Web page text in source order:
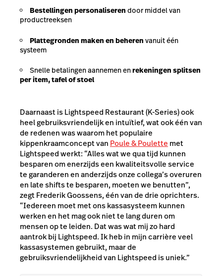
Bestellingen personaliseren door middel van
productreeksen
Plattegronden maken en beheren vanuit één
systeem
Snelle betalingen aannemen enrekeningen splitsen
per item, tafel of stoel
Daarnaast is Lightspeed Restaurant (K-Series) ook
heel gebruiksvriendelijk en intuïtief, wat ook één van
de redenen was waarom het populaire
kippenkraamconcept van Poule & Poulette met
Lightspeed werkt: “Alles wat we qua tijd kunnen
besparen om enerzijds een kwaliteitsvolle service
te garanderen en anderzijds onze collega’s overuren
en late shifts te besparen, moeten we benutten”,
zegt Frederik Goossens, één van de drie oprichters.
“Iedereen moet met ons kassasysteem kunnen
werken en het mag ook niet te lang duren om
mensen op te leiden. Dat was wat mij zo hard
aantrok bij Lightspeed. Ik heb in mijn carrière veel
kassasystemen gebruikt, maar de
gebruiksvriendelijkheid van Lightspeed is uniek.”